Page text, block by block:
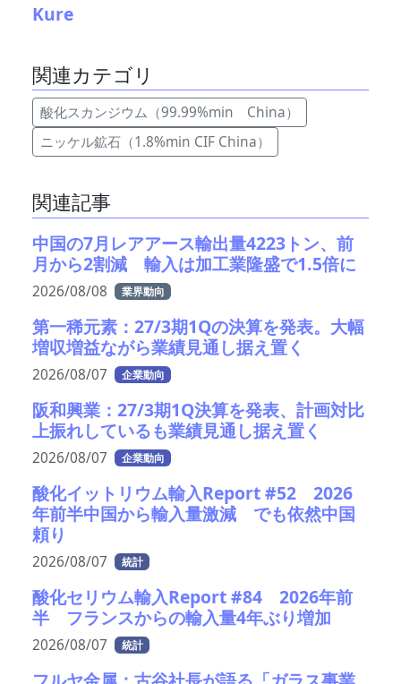
Kure
関連カテゴリ
酸化スカンジウム（99.99%min China）
ニッケル鉱石（1.8%min CIF China）
関連記事
中国の7月レアアース輸出量4223トン、前
月から2割減 輸入は加工業隆盛で1.5倍に
2026/08/08 業界動向
第一稀元素：27/3期1Qの決算を発表。大幅
増収増益ながら業績見通し据え置く
2026/08/07 企業動向
阪和興業：27/3期1Q決算を発表、計画対比
上振れしているも業績見通し据え置く
2026/08/07 企業動向
酸化イットリウム輸入Report #52 2026
年前半中国から輸入量激減 でも依然中国
頼り
2026/08/07 統計
酸化セリウム輸入Report #84 2026年前
半 フランスからの輸入量4年ぶり増加
2026/08/07 統計